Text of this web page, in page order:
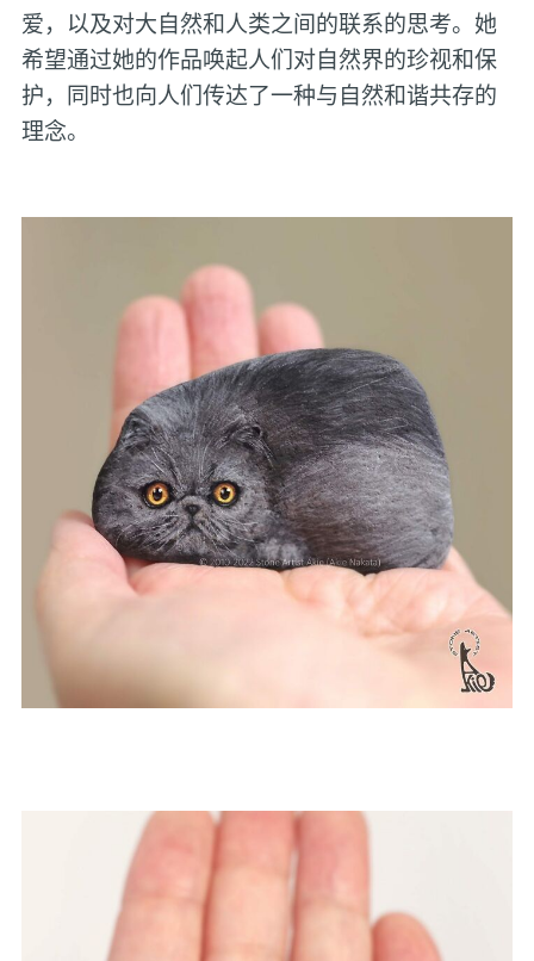
爱，以及对大自然和人类之间的联系的思考。她
希望通过她的作品唤起人们对自然界的珍视和保
护，同时也向人们传达了一种与自然和谐共存的
理念。